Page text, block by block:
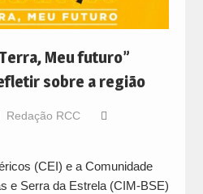
Meu futuro”
sobre a região
Redação RCC
(CEI) e a Comunidade
e Serra da Estrela (CIM-BSE)